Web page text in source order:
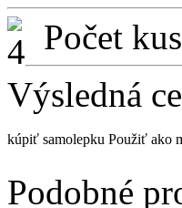
Počet
Výsledná
kúpiť samolepku Použiť ako
Podobné